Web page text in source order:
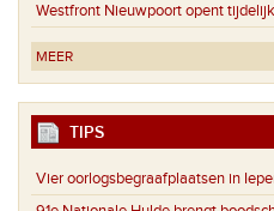
Westfront Nieuwpoort opent
MEER
TIPS
Vier oorlogsbegraafplaatsen in